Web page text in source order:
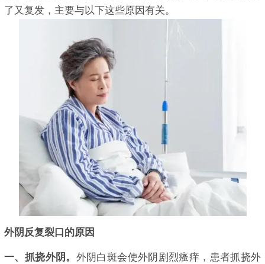
了又复发，主要与以下这些原因有关。
外阴反复裂口的原因
一、抓挠外阴。 外阴白斑会使外阴剧烈瘙痒，患者抓挠外